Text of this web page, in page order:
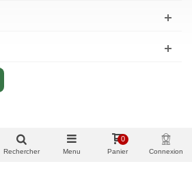
Rechercher Menu Panier
0
Connexion